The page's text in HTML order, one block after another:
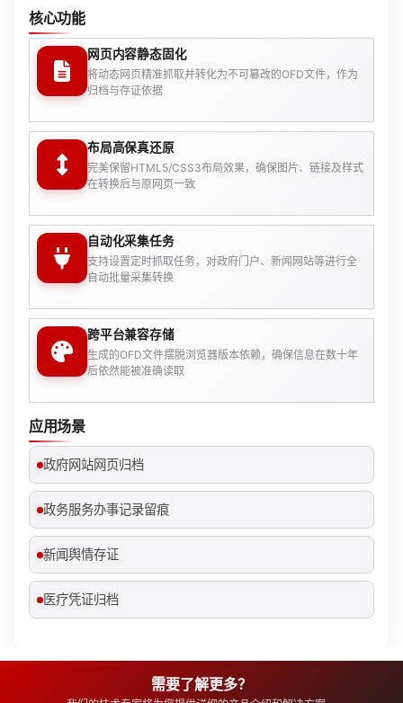
核心功能
网页内容静态固化
将动态网页精准抓取并转化为不可篡改的OFD文件，作为
归档与存证依据
布局高保真还原
完美保留HTML5/CSS3布局效果，确保图片、链接及样式
在转换后与原网页一致
自动化采集任务
支持设置定时抓取任务，对政府门户、新闻网站等进行全
自动批量采集转换
跨平台兼容存储
生成的OFD文件摆脱浏览器版本依赖，确保信息在数十年
后依然能被准确读取
应用场景
政府网站网页归档
政务服务办事记录留痕
新闻舆情存证
医疗凭证归档
需要了解更多？